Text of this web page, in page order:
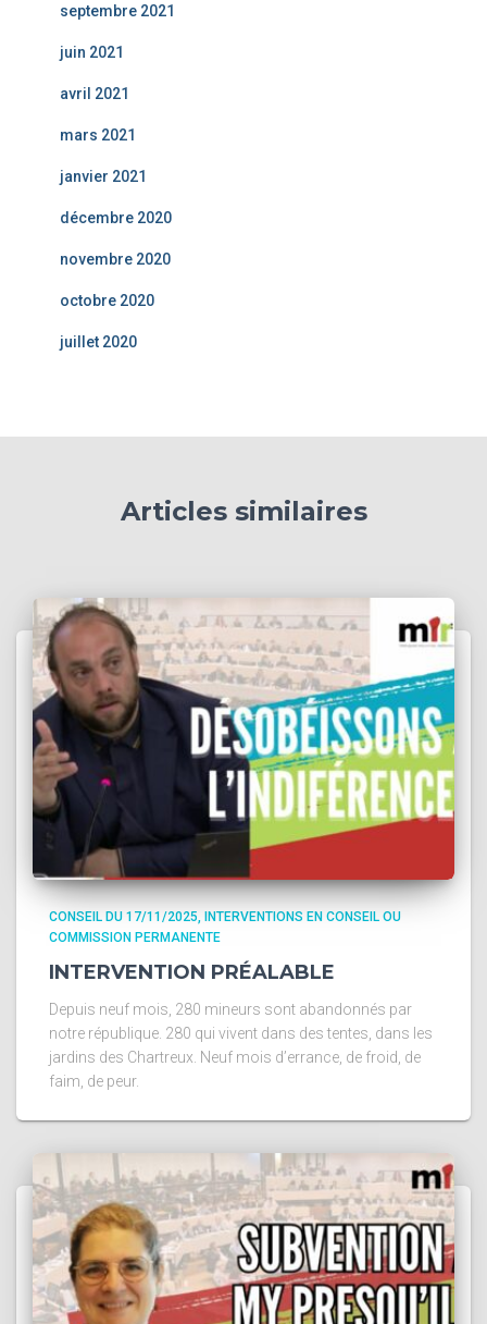
septembre 2021
juin 2021
avril 2021
mars 2021
janvier 2021
décembre 2020
novembre 2020
octobre 2020
juillet 2020
Articles similaires
CONSEIL DU 17/11/2025 INTERVENTIONS EN CONSEIL OU
COMMISSION PERMANENTE
INTERVENTION PRÉALABLE
Depuis neuf mois, 280 mineurs sont abandonnés par
notre république. 280 qui vivent dans des tentes, dans les
jardins des Chartreux. Neuf mois d’errance, de froid, de
faim, de peur.